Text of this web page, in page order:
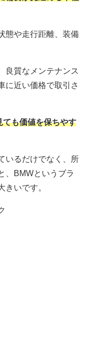
態や走行距離、装備
良質なメンテナンス
に近い価格で取引さ
も価値を保ちやす
いるだけでなく、所
、BMWというブラ
きいです。